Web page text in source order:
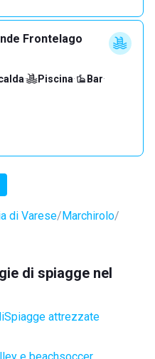
Frontelago
· Piscina· Bar·
di Varese Marchirolo
di spiagge nel
Spiagge attrezzate